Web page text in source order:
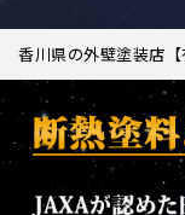
香川県の外壁塗装店【